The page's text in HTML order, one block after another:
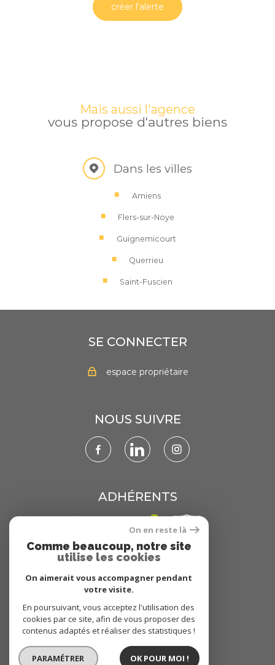
créer l'alerte
Mais aussi l'agence
vous propose d'autres biens
Dans les villes
Amiens
Flers-sur-Noye
Guignemicourt
Querrieu
Saint-Fuscien
SE CONNECTER
espace propriétaire
NOUS SUIVRE
ADHÉRENTS
© 2022
Tous droits réservés
Traduction powered by Google
Nos honoraires Plan du site
On en reste là
Comme beaucoup, notre site
utilise les cookies
On aimerait vous accompagner pendant
votre visite.
En poursuivant, vous acceptez l'utilisation des
cookies par ce site, afin de vous proposer des
contenus adaptés et réaliser des statistiques !
PARAMÉTRER OK POUR MOI !